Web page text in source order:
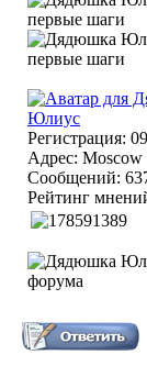
Регистрация:
Адрес: Moscow
Сообщений:
Рейтинг